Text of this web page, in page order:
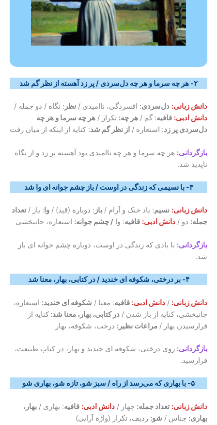
۲- هر چه سرما و هر چه دل‌سردی / پر زد آهسته از نظر گم شد
دانش زبانی: دل‌سردی: افسردگی، ناامیدی / نظر : نگاه / دو جمله /
دانش ادبی: قافیه: گم / هر چه: تکرار / هر چه سرما و هر چه
دل‌سردی پر زد: استعاره / از نظر گم شد: کنایه از اینکه از میان رفت
بازگردانی: هر چه سرما و هر چه ناامیدی بود آهسته پر زد و از نگاه
ناپدید شد.
۳- با نسیمی که زندگی در اوست / باز چشم جوانه ای وا شد
دانش زبانی: نسیم: باد خنک و آرام / باز : دوباره (قید) / وا : باز /تعداد
جمله: دو / دانش ادبی: قافیه: وا / چشم جوانه: استعاره، جانبخشی
بازگردانی: با بادی که زندگی در اوست، دوباره چشم جوانه ای باز
شد.
۴- بر درختی، شکوفه ای خندید / در کتابی، بهار، معنا شد
دانش زبانی: / دانش ادبی: قافیه: معنا / شکوفه ای خندید: استعاره،
جانبخشی، کنایه از باز شدن / در کتابی، بهار، معنا شد: کنایه از
فرارسیدن بهار / مراعات نظیر: درخت، شکوفه، بهار
بازگردانی: روی درختی، شکوفه ای خندید و بهار، در کتاب طبیعت،
فرارسید.
۵- با بهاری که ‌می‌رسد از راه / سبز شو، تازه شو، بهاری شو
دانش زبانی: تعداد جمله: چهار / دانش ادبی: قافیه: بهاری / بهار،
بهاری: جناس / شو: ردیف، تکرار (واژه آرایی)